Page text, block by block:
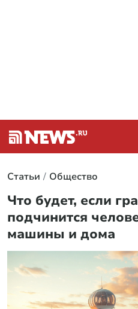
Статьи Общество
Что будет, если
подчинится
машины и дома